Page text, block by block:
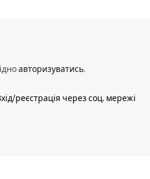
авторизуватись.
реєстрація через соц. мережі